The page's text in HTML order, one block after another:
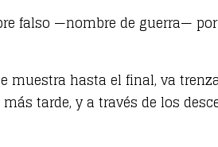
falso —nombre de guerra—
muestra hasta el final, va
tarde, y a través de los